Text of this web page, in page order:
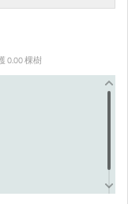
0.00 棵樹